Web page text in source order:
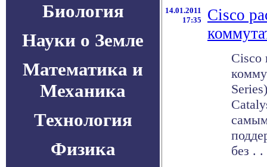
Биология
Науки о Земле
Математика и
Механика
Технология
Физика
14.01.2011
17:35
Cisco
Cisco
без . .